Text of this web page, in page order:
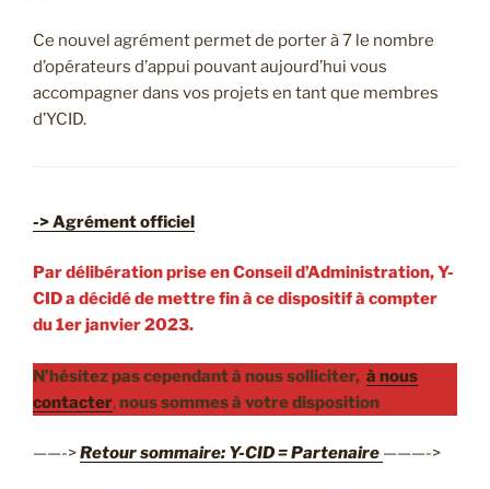
Ce nouvel agrément permet de porter à 7 le nombre
d’opérateurs d’appui pouvant aujourd’hui vous
accompagner dans vos projets en tant que membres
d’YCID.
-> Agrément officiel
Par délibération prise en Conseil d’Administration, Y-
CID a décidé de mettre fin à ce dispositif à compter
du 1er janvier 2023.
N’hésitez pas cependant à nous solliciter, à nous
contacter,nous sommes à votre disposition
——->Retour sommaire: Y-CID = Partenaire ———->